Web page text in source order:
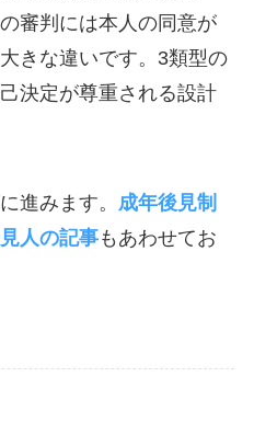
審判には本人の同意が
きな違いです。3類型の
決定が尊重される設計
進みます。 成年後見制
人の記事もあわせてお